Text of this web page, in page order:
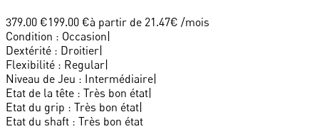
379.00 €199.00 €à partir de 21.47€ /mois
Condition : Occasion|
Dextérité : Droitier|
Flexibilité : Regular|
Niveau de Jeu : Intermédiaire|
Etat de la tête : Très bon état|
Etat du grip : Très bon état|
Etat du shaft : Très bon état